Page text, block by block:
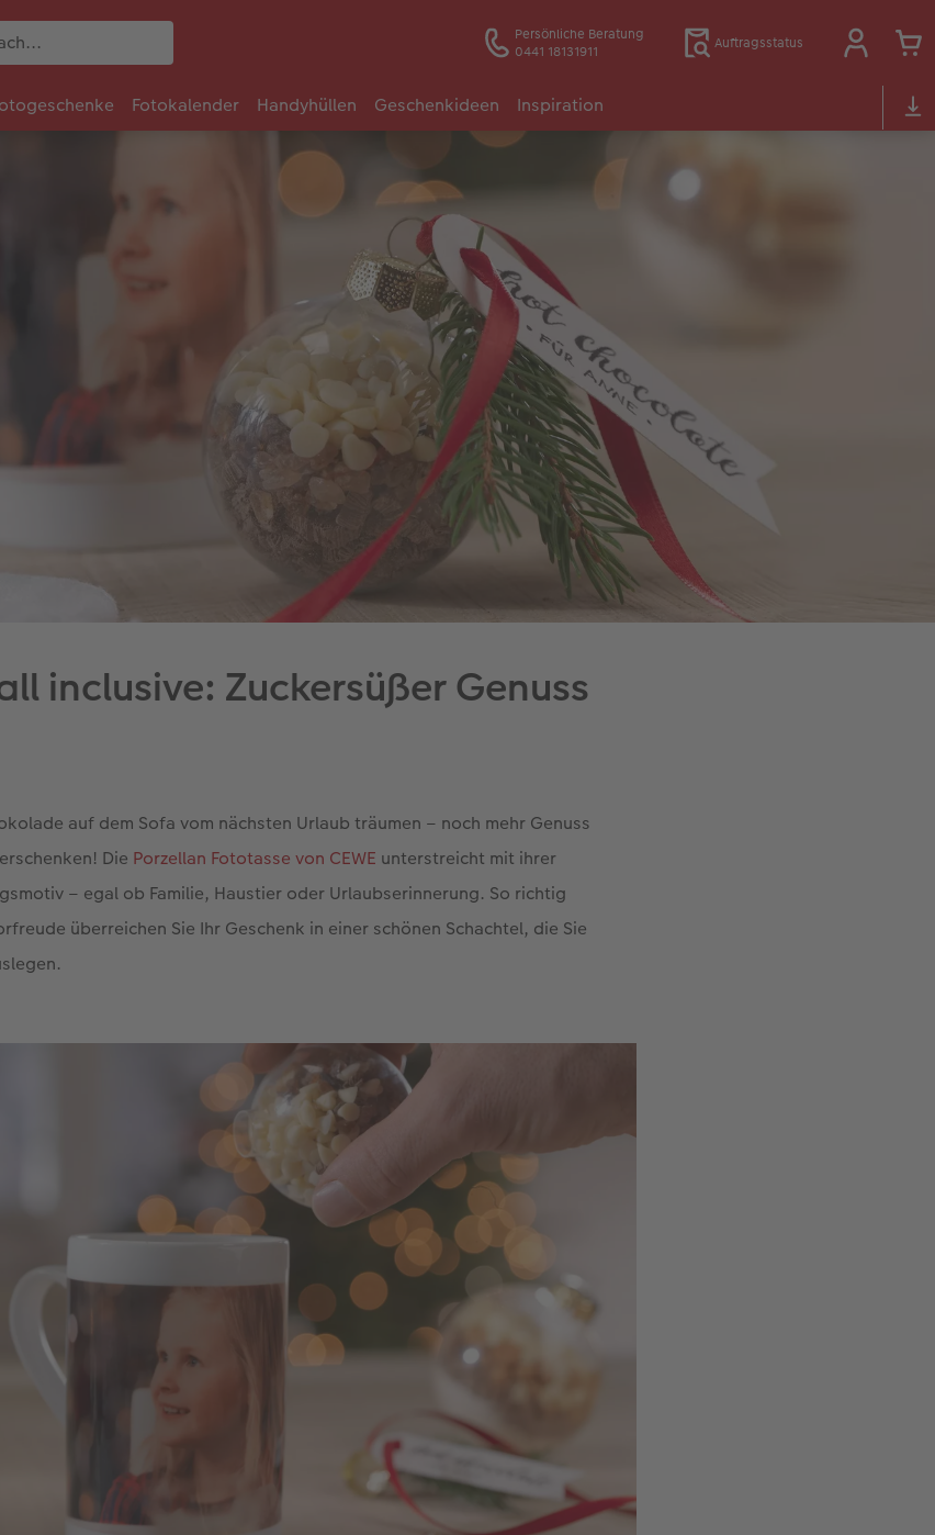
Persönliche Beratung
0441 18131911
Auftragsstatus
Fotokalender Handyhüllen Geschenkideen Inspiration
inclusive: Zuckersüßer Genuss
auf dem Sofa vom nächsten Urlaub träumen – noch mehr Genuss
Die Porzellan Fototasse von CEWE unterstreicht mit ihrer
– egal ob Familie, Haustier oder Urlaubserinnerung. So richtig
überreichen Sie Ihr Geschenk in einer schönen Schachtel, die Sie